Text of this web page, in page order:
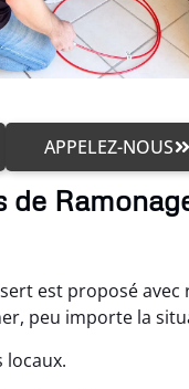
APPELEZ-NOUS
de
est proposé avec
peu importe la
locaux.